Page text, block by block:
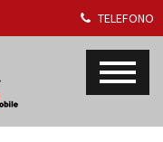
TELEFONO